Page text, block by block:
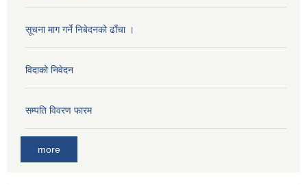
सूचना माग गर्ने निबेदनको ढाँचा ।
विदाको निवेदन
सम्पति विवरण फारम
more